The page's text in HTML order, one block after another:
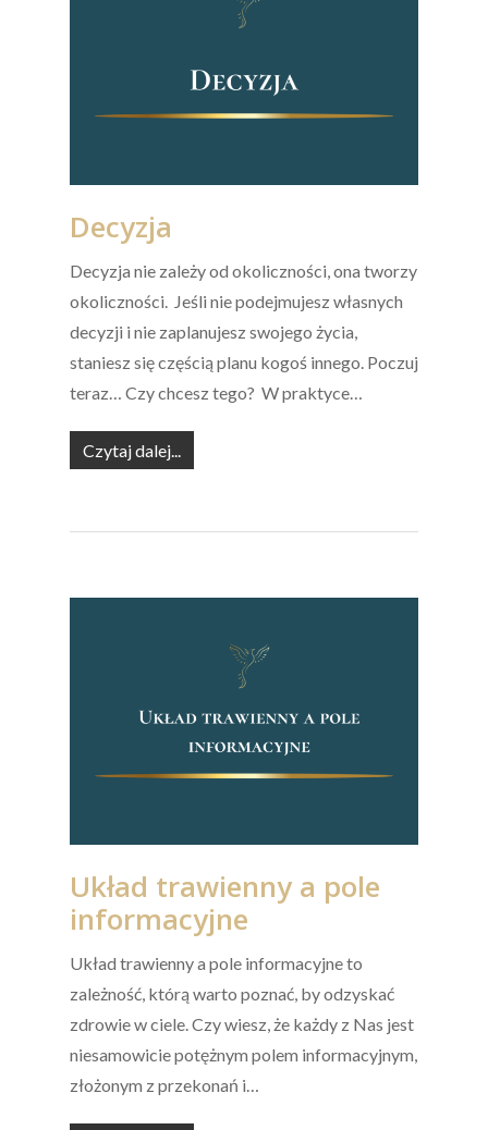
Decyzja
Decyzja nie zależy od okoliczności, ona tworzy
okoliczności. Jeśli nie podejmujesz własnych
decyzji i nie zaplanujesz swojego życia,
staniesz się częścią planu kogoś innego. Poczuj
teraz… Czy chcesz tego? W praktyce…
Czytaj dalej...
Układ trawienny a pole
informacyjne
Układ trawienny a pole informacyjne to
zależność, którą warto poznać, by odzyskać
zdrowie w ciele. Czy wiesz, że każdy z Nas jest
niesamowicie potężnym polem informacyjnym,
złożonym z przekonań i…